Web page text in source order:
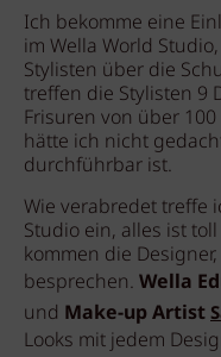
Ich bekomme eine
im Wella World
Stylisten über die
treffen die Stylisten 9
Frisuren von über
hätte ich nicht
durchführbar ist.
Wie verabredet treffe
Studio ein, alles ist
kommen die
besprechen. Wella
und Make-up Artist
Looks mit jedem